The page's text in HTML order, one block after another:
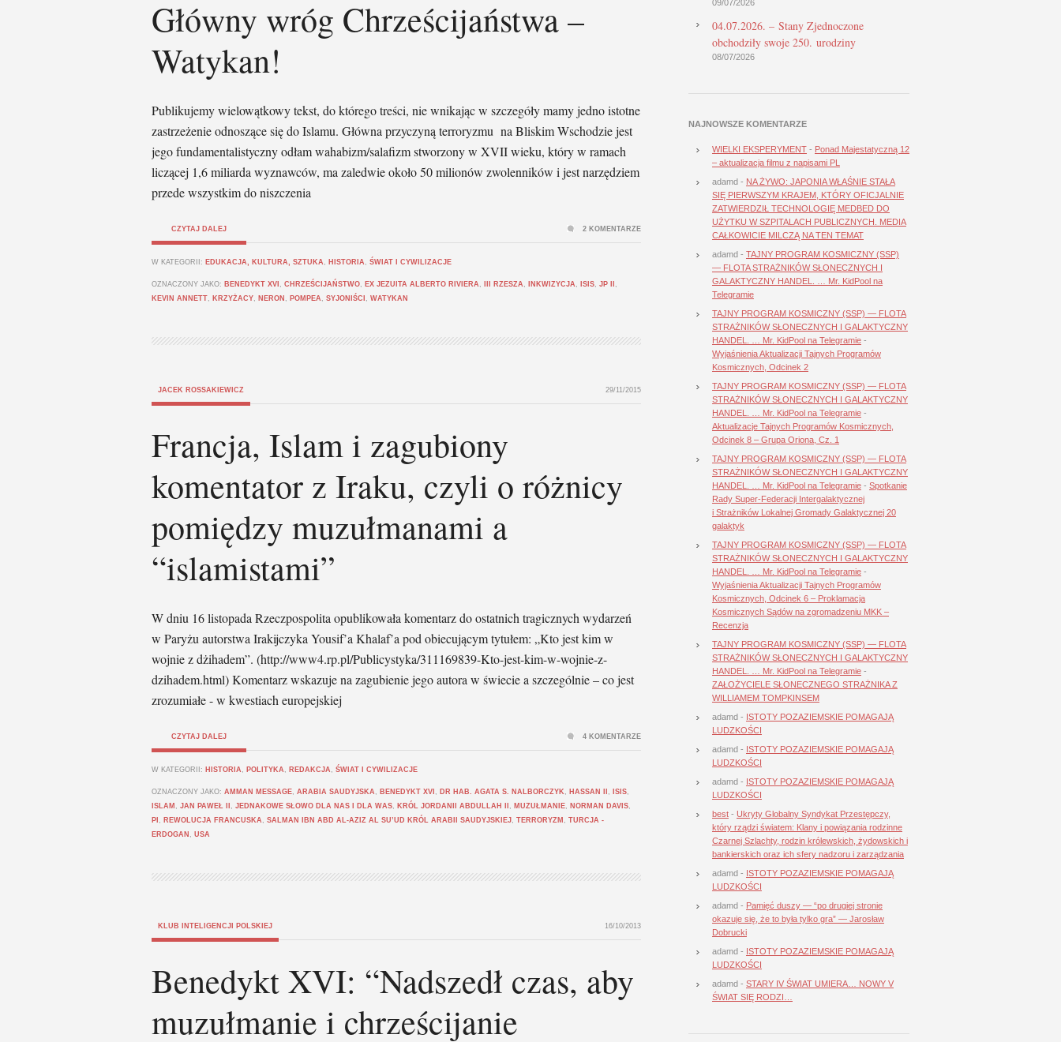
Główny wróg Chrześcijaństwa –
Watykan!
Publikujemy wielowątkowy tekst, do którego treści, nie wnikając w szczegóły mamy jedno istotne
zastrzeżenie odnoszące się do Islamu. Główna przyczyną terroryzmu na Bliskim Wschodzie jest
jego fundamentalistyczny odłam wahabizm/salafizm stworzony w XVII wieku, który w ramach
liczącej 1,6 miliarda wyznawców, ma zaledwie około 50 milionów zwolenników i jest narzędziem
przede wszystkim do niszczenia
CZYTAJ DALEJ
W KATEGORII: EDUKACJA, KULTURA, SZTUKA , HISTORIA , ŚWIAT I CYWILIZACJE
OZNACZONY JAKO: BENEDYKT XVI , CHRZEŚCIJAŃSTWO, EX JEZUITA ALBERTO RIVIERA , III RZESZA , INKWIZYCJA , ISIS, JP II ,
KEVIN ANNETT, KRZYŻACY, NERON , POMPEA , SYJONIŚCI , WATYKAN
2 KOMENTARZE
JACEK ROSSAKIEWICZ 29/11/2015
Francja, Islam i zagubiony
komentator z Iraku, czyli o różnicy
pomiędzy muzułmanami a
“islamistami”
W dniu 16 listopada Rzeczpospolita opublikowała komentarz do ostatnich tragicznych wydarzeń
w Paryżu autorstwa Irakijczyka Yousif’a Khalaf’a pod obiecującym tytułem: „Kto jest kim w
wojnie z dżihadem”. (http://www4.rp.pl/Publicystyka/311169839-Kto-jest-kim-w-wojnie-z-
dzihadem.html) Komentarz wskazuje na zagubienie jego autora w świecie a szczególnie – co jest
zrozumiałe - w kwestiach europejskiej
CZYTAJ DALEJ
W KATEGORII: HISTORIA , POLITYKA , REDAKCJA , ŚWIAT I CYWILIZACJE
OZNACZONY JAKO: AMMAN MESSAGE, ARABIA SAUDYJSKA , BENEDYKT XVI , DR HAB. AGATA S. NALBORCZYK , HASSAN II , ISIS,
ISLAM , JAN PAWEŁ II , JEDNAKOWE SŁOWO DLA NAS I DLA WAS, KRÓL JORDANII ABDULLAH II , MUZUŁMANIE, NORMAN DAVIS,
PI , REWOLUCJA FRANCUSKA , SALMAN IBN ABD AL-AZIZ AL SU’UD KRÓL ARABII SAUDYJSKIEJ, TERRORYZM , TURCJA -
ERDOGAN , USA
4 KOMENTARZE
KLUB INTELIGENCJI POLSKIEJ 16/10/2013
Benedykt XVI: “Nadszedł czas, aby
muzułmanie i chrześcijanie
09/07/2026
04.07.2026. – Stany Zjednoczone
obchodziły swoje 250. urodziny
08/07/2026
NAJNOWSZE KOMENTARZE
WIELKI EKSPERYMENT - Ponad Majestatyczną 12
– aktualizacja filmu z napisami PL
adamd - NA ŻYWO: JAPONIA WŁAŚNIE STAŁA
SIĘ PIERWSZYM KRAJEM, KTÓRY OFICJALNIE
ZATWIERDZIŁ TECHNOLOGIĘ MEDBED DO
UŻYTKU W SZPITALACH PUBLICZNYCH. MEDIA
CAŁKOWICIE MILCZĄ NA TEN TEMAT
adamd - TAJNY PROGRAM KOSMICZNY (SSP)
— FLOTA STRAŻNIKÓW SŁONECZNYCH I
GALAKTYCZNY HANDEL. … Mr. KidPool na
Telegramie
TAJNY PROGRAM KOSMICZNY (SSP) — FLOTA
STRAŻNIKÓW SŁONECZNYCH I GALAKTYCZNY
HANDEL. … Mr. KidPool na Telegramie -
Wyjaśnienia Aktualizacji Tajnych Programów
Kosmicznych, Odcinek 2
TAJNY PROGRAM KOSMICZNY (SSP) — FLOTA
STRAŻNIKÓW SŁONECZNYCH I GALAKTYCZNY
HANDEL. … Mr. KidPool na Telegramie -
Aktualizacje Tajnych Programów Kosmicznych,
Odcinek 8 – Grupa Oriona, Cz. 1
TAJNY PROGRAM KOSMICZNY (SSP) — FLOTA
STRAŻNIKÓW SŁONECZNYCH I GALAKTYCZNY
HANDEL. … Mr. KidPool na Telegramie - Spotkanie
Rady Super-Federacji Intergalaktycznej
i Strażników Lokalnej Gromady Galaktycznej 20
galaktyk
TAJNY PROGRAM KOSMICZNY (SSP) — FLOTA
STRAŻNIKÓW SŁONECZNYCH I GALAKTYCZNY
HANDEL. … Mr. KidPool na Telegramie -
Wyjaśnienia Aktualizacji Tajnych Programów
Kosmicznych, Odcinek 6 – Proklamacja
Kosmicznych Sądów na zgromadzeniu MKK –
Recenzja
TAJNY PROGRAM KOSMICZNY (SSP) — FLOTA
STRAŻNIKÓW SŁONECZNYCH I GALAKTYCZNY
HANDEL. … Mr. KidPool na Telegramie -
ZAŁOŻYCIELE SŁONECZNEGO STRAŻNIKA Z
WILLIAMEM TOMPKINSEM
adamd - ISTOTY POZAZIEMSKIE POMAGAJĄ
LUDZKOŚCI
adamd - ISTOTY POZAZIEMSKIE POMAGAJĄ
LUDZKOŚCI
adamd - ISTOTY POZAZIEMSKIE POMAGAJĄ
LUDZKOŚCI
best - Ukryty Globalny Syndykat Przestępczy,
który rządzi światem: Klany i powiązania rodzinne
Czarnej Szlachty, rodzin królewskich, żydowskich i
bankierskich oraz ich sfery nadzoru i zarządzania
adamd - ISTOTY POZAZIEMSKIE POMAGAJĄ
LUDZKOŚCI
adamd - Pamięć duszy — “po drugiej stronie
okazuje się, że to była tylko gra” — Jarosław
Dobrucki
adamd - ISTOTY POZAZIEMSKIE POMAGAJĄ
LUDZKOŚCI
adamd - STARY IV ŚWIAT UMIERA… NOWY V
ŚWIAT SIĘ RODZI…